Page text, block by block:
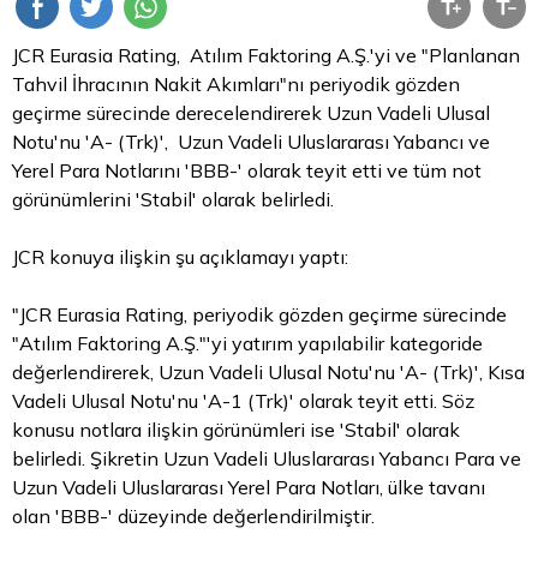
JCR Eurasia Rating, Atılım Faktoring A.Ş.'yi ve "Planlanan
Tahvil İhracının Nakit Akımları"nı periyodik gözden
geçirme sürecinde derecelendirerek Uzun Vadeli Ulusal
Notu'nu 'A- (Trk)', Uzun Vadeli Uluslararası Yabancı ve
Yerel Para Notlarını 'BBB-' olarak teyit etti ve tüm not
görünümlerini 'Stabil' olarak belirledi.
JCR konuya ilişkin şu açıklamayı yaptı:
"JCR Eurasia Rating, periyodik gözden geçirme sürecinde
"Atılım Faktoring A.Ş."'yi yatırım yapılabilir kategoride
değerlendirerek, Uzun Vadeli Ulusal Notu'nu 'A- (Trk)', Kısa
Vadeli Ulusal Notu'nu 'A-1 (Trk)' olarak teyit etti. Söz
konusu notlara ilişkin görünümleri ise 'Stabil' olarak
belirledi. Şikretin Uzun Vadeli Uluslararası Yabancı Para ve
Uzun Vadeli Uluslararası Yerel Para Notları, ülke tavanı
olan 'BBB-' düzeyinde değerlendirilmiştir.